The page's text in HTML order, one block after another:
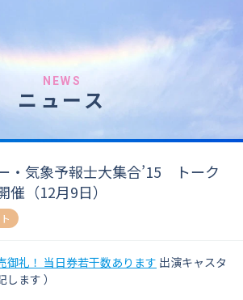
NEWS
ニュース
・気象予報士大集合’15 トーク
（12月9日）
御礼！ 当日券若干数あります 出演キャスタ
ます ）